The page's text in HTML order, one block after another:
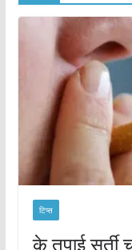
टिप्स
के तपाई सुर्ती